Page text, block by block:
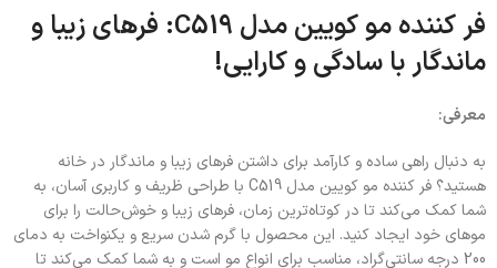
فر کننده مو کویین مدل C519: فرهای زیبا و
ماندگار با سادگی و کارایی!
معرفی:
به دنبال راهی ساده و کارآمد برای داشتن فرهای زیبا و ماندگار در خانه
هستید؟ فر کننده مو کویین مدل C519 با طراحی ظریف و کاربری آسان، به
شما کمک می‌کند تا در کوتاه‌ترین زمان، فرهای زیبا و خوش‌حالت را برای
موهای خود ایجاد کنید. این محصول با گرم شدن سریع و یکنواخت به دمای
200 درجه سانتی‌گراد، مناسب برای انواع مو است و به شما کمک می‌کند تا